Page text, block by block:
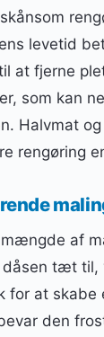
levetid
at fjerne
som kan
Halvmat
rengøring
af
dåsen tæt til,
for at
den